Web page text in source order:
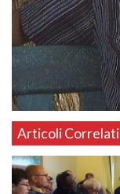
Articoli Correlati